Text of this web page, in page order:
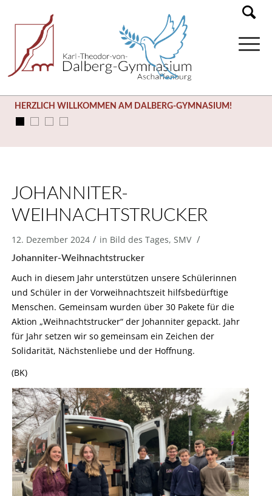
HERZLICH WILLKOMMEN AM DALBERG-GYMNASIUM!
JOHANNITER-
WEIHNACHTSTRUCKER
12. Dezember 2024 / in Bild des Tages, SMV /
Johanniter-Weihnachtstrucker
Auch in diesem Jahr unterstützen unsere Schülerinnen
und Schüler in der Vorweihnachtszeit hilfsbedürftige
Menschen. Gemeinsam wurden über 30 Pakete für die
Aktion „Weihnachtstrucker“ der Johanniter gepackt. Jahr
für Jahr setzen wir so gemeinsam ein Zeichen der
Solidarität, Nächstenliebe und der Hoffnung.
(BK)